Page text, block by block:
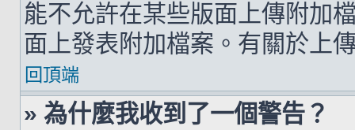
能不允許在某些版面上傳附加
面上發表附加檔案。有關於上
回頂端
» 為什麼我收到了一個警告？